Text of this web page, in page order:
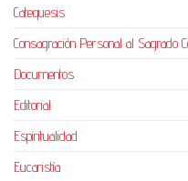
Catequesis
Consagración Personal al Sagrado
Documentos
Editorial
Espiritualidad
Eucaristía